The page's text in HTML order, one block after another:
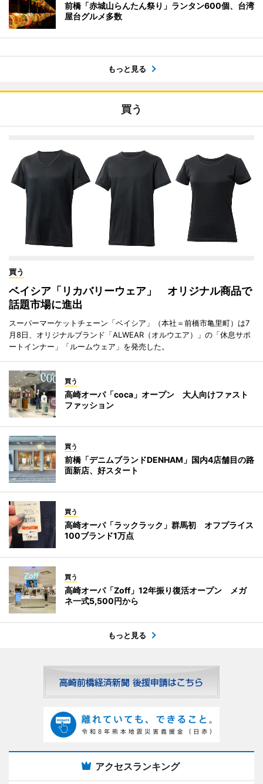
前橋「赤城山らんたん祭り」ランタン600個、台湾
屋台グルメ多数
もっと見る
買う
買う
ベイシア「リカバリーウェア」 オリジナル商品で
話題市場に進出
スーパーマーケットチェーン「ベイシア」（本社＝前橋市亀里町）は7
月8日、オリジナルブランド「ALWEAR（オルウエア）」の「休息サポ
ートインナー」「ルームウェア」を発売した。
買う
高崎オーパ「coca」オープン 大人向けファスト
ファッション
買う
前橋「デニムブランドDENHAM」国内4店舗目の路
面新店、好スタート
買う
高崎オーパ「ラックラック」群馬初 オフプライス
100ブランド1万点
買う
高崎オーパ「Zoff」12年振り復活オープン メガ
ネ一式5,500円から
もっと見る
アクセスランキング